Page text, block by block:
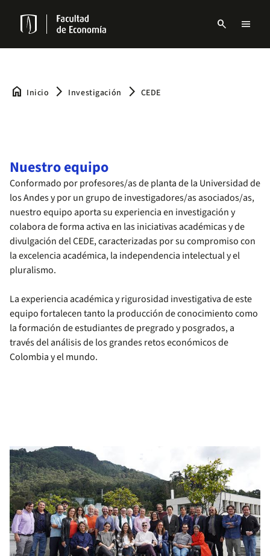
contenido
principal
Navbar
search menu
home Inicio arrow_forward_ios Investigación arrow_forward_ios CEDE
Nuestro equipo
Conformado por profesores/as de planta de la Universidad de
los Andes y por un grupo de investigadores/as asociados/as,
nuestro equipo aporta su experiencia en investigación y
colabora de forma activa en las iniciativas académicas y de
divulgación del CEDE, caracterizadas por su compromiso con
la excelencia académica, la independencia intelectual y el
pluralismo.
La experiencia académica y rigurosidad investigativa de este
equipo fortalecen tanto la producción de conocimiento como
la formación de estudiantes de pregrado y posgrados, a
través del análisis de los grandes retos económicos de
Colombia y el mundo.